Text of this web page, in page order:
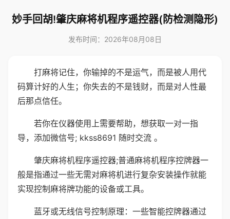
妙手回胡!肇庆麻将机程序遥控器(防检测隐形)
发布时间：2026年08月08日
打麻将记住，你输掉的不是运气，而是被人用代
码算计好的人生；你失去的不是钱财，而是对人性最
后那点信任。
若你在仪器使用上需要帮助，想获取一对一指
导，添加微信号; kkss8691 随时交流 。
肇庆麻将机程序遥控器;普通麻将机程序控牌器一
般是指通过一些无需对麻将机进行复杂安装操作就能
实现控制麻将牌功能的设备或工具。
蓝牙或无线信号控制原理：一些智能控牌器通过